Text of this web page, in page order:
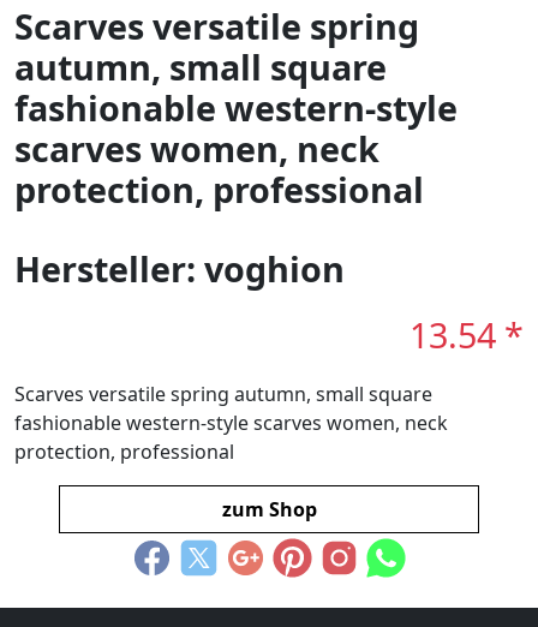
Scarves versatile spring
autumn, small square
fashionable western-style
scarves women, neck
protection, professional
Hersteller: voghion
13.54 *
Scarves versatile spring autumn, small square
fashionable western-style scarves women, neck
protection, professional
zum Shop